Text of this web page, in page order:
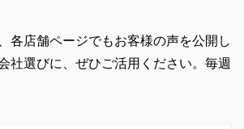
各店舗ページでもお客様の声を公開し
社選びに、ぜひご活用ください。毎週